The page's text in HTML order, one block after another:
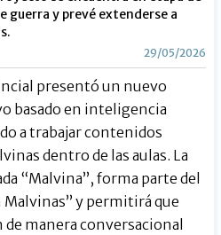
guerra y prevé extenderse a
29/05/2026
presentó un nuevo
basado en inteligencia
a trabajar contenidos
dentro de las aulas. La
“Malvina”, forma parte del
y permitirá que
manera conversacional